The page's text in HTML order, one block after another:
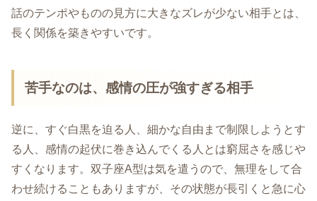
話のテンポやものの見方に大きなズレが少ない相手とは、
長く関係を築きやすいです。
苦手なのは、感情の圧が強すぎる相手
逆に、すぐ白黒を迫る人、細かな自由まで制限しようとす
る人、感情の起伏に巻き込んでくる人とは窮屈さを感じや
すくなります。双子座A型は気を遣うので、無理をして合
わせ続けることもありますが、その状態が長引くと急に心